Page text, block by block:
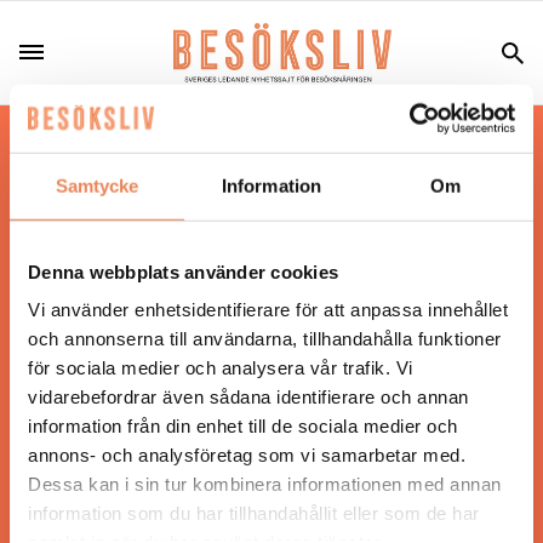
Samtycke Information Om
Denna webbplats använder cookies
Vi använder enhetsidentifierare för att anpassa innehållet
och annonserna till användarna, tillhandahålla funktioner
för sociala medier och analysera vår trafik. Vi
vidarebefordrar även sådana identifierare och annan
information från din enhet till de sociala medier och
annons- och analysföretag som vi samarbetar med.
Dessa kan i sin tur kombinera informationen med annan
information som du har tillhandahållit eller som de har
Hos oss läser du landets mest uppdaterade
nyheter och snackisar inom besöksnäringen.
Besöksliv i sin tryckta form är ett affärsmagasin
Tidningen ges ut avVisita
ANSVARIG UTGIVARE
Jonas Siljhammar
UPPHOVSRÄTT